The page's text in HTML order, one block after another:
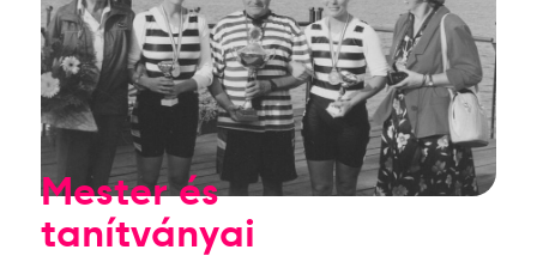
Mester és
tanítványai